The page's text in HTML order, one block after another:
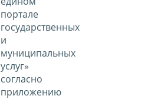
портале
государственных
и
муниципальных
услуг»
согласно
приложению